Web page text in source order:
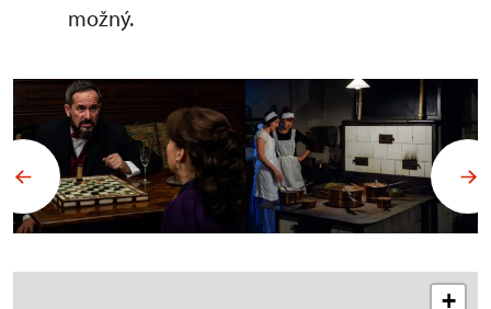
možný.
+